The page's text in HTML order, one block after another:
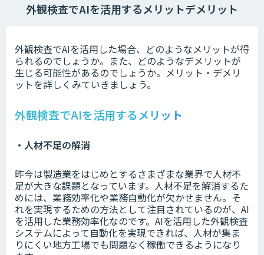
外観検査でAIを活用するメリットデメリット
外観検査でAIを活用した場合、どのようなメリットが得
られるのでしょうか。また、どのようなデメリットが
生じる可能性があるのでしょうか。メリット・デメリ
ットを詳しくみていきましょう。
外観検査でAIを活用するメリット
・人材不足の解消
昨今は製造業をはじめとするさまざまな業界で人材不
足が大きな課題となっています。人材不足を解消するた
めには、業務効率化や業務自動化が欠かせません。そ
れを実現するための方法として注目されているのが、AI
を活用した業務効率化なのです。AIを活用した外観検査
システムによって自動化を実現できれば、人材が集ま
りにくい地方工場でも問題なく稼働できるようになり